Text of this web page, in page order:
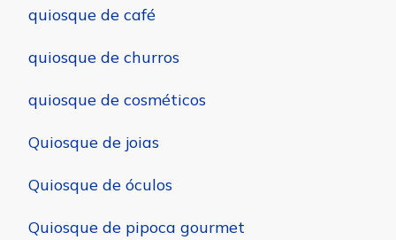
quiosque de café
quiosque de churros
quiosque de cosméticos
Quiosque de joias
Quiosque de óculos
Quiosque de pipoca gourmet